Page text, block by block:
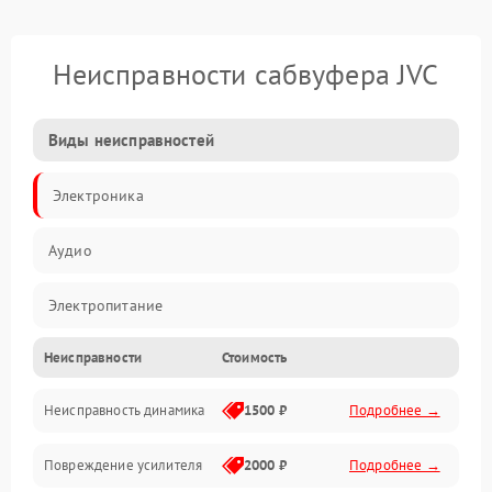
Неисправности сабвуфера JVC
Виды неисправностей
Электроника
Аудио
Электропитание
Электронные компоненты
Механика
Управление
Неисправности Стоимость
Неисправность динамика 1500 ₽ Подробнее →
Повреждение усилителя 2000 ₽ Подробнее →